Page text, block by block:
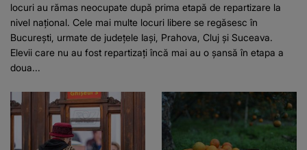
locuri au rămas neocupate după prima etapă de repartizare la
nivel național. Cele mai multe locuri libere se regăsesc în
București, urmate de județele Iași, Prahova, Cluj și Suceava.
Elevii care nu au fost repartizați încă mai au o șansă în etapa a
doua...